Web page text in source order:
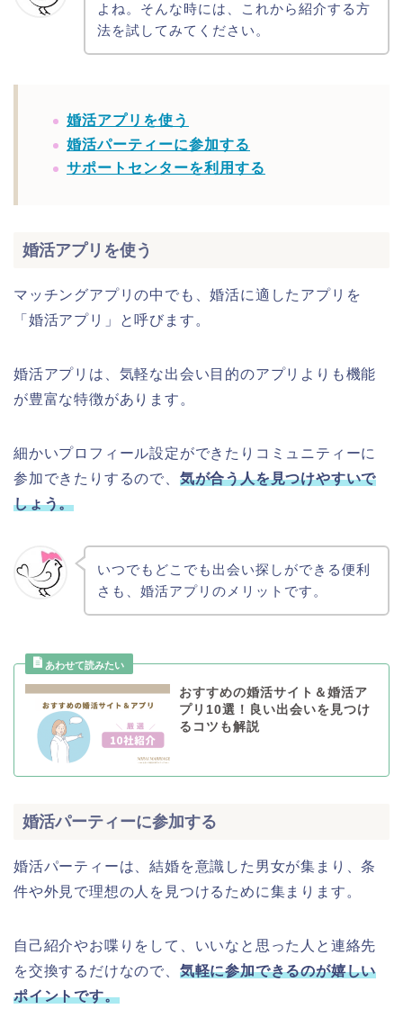
よね。そんな時には、これから紹介する方
法を試してみてください。
婚活アプリを使う
婚活パーティーに参加する
サポートセンターを利用する
婚活アプリを使う
マッチングアプリの中でも、婚活に適したアプリを
「婚活アプリ」と呼びます。
婚活アプリは、気軽な出会い目的のアプリよりも機能
が豊富な特徴があります。
細かいプロフィール設定ができたりコミュニティーに
参加できたりするので、 気が合う人を見つけやすいで
しょう。
いつでもどこでも出会い探しができる便利
さも、婚活アプリのメリットです。
おすすめの婚活サイト＆婚活ア
プリ10選！良い出会いを見つけ
るコツも解説
婚活パーティーに参加する
婚活パーティーは、結婚を意識した男女が集まり、条
件や外見で理想の人を見つけるために集まります。
自己紹介やお喋りをして、いいなと思った人と連絡先
を交換するだけなので、 気軽に参加できるのが嬉しい
ポイントです。